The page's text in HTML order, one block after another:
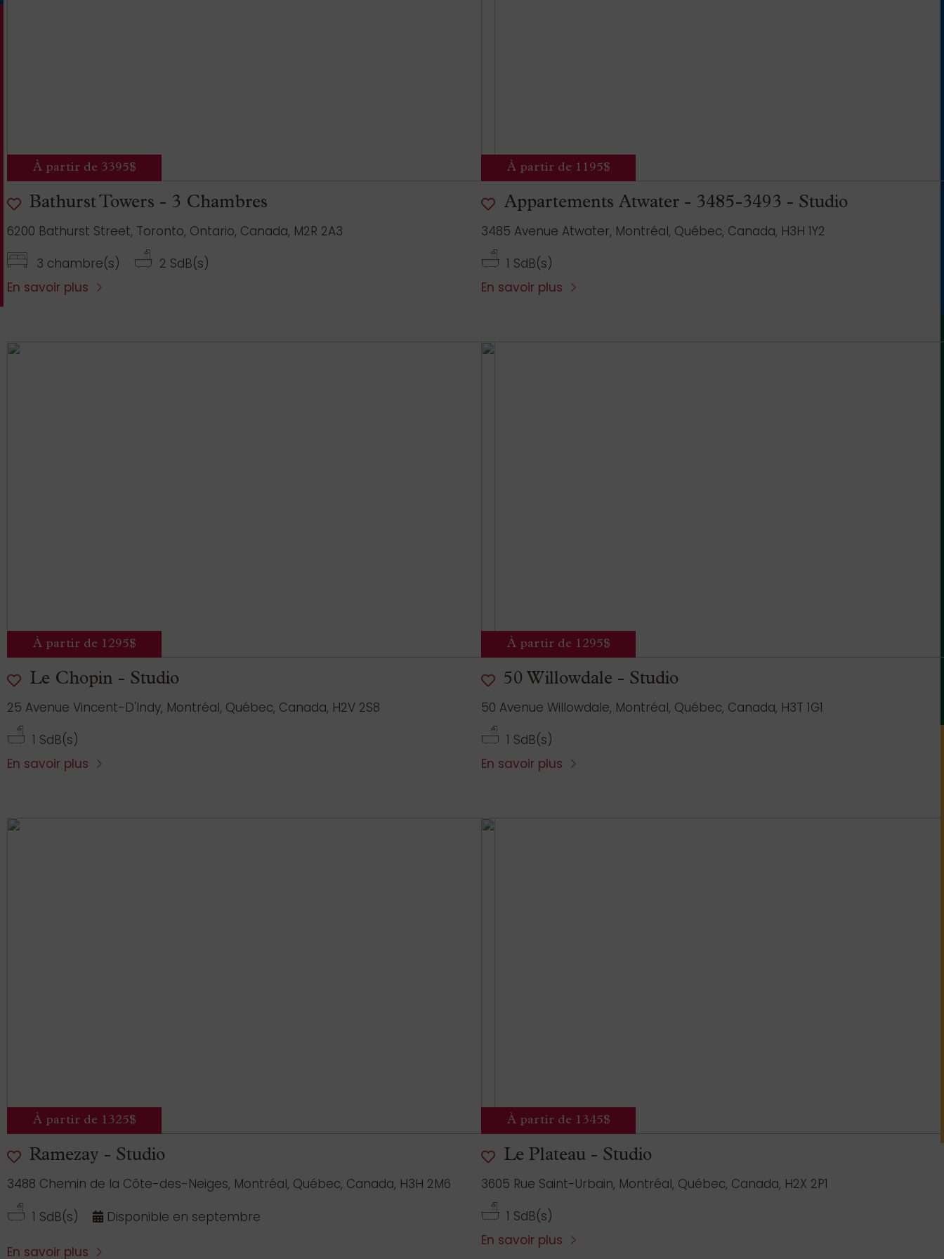
À partir de 3395$
Bathurst Towers - 3 Chambres
6200 Bathurst Street, Toronto, Ontario, Canada, M2R 2A3
3 chambre(s)
2 SdB(s)
En savoir plus
À partir de 1195$
Appartements Atwater - 3485-3493 - Studio
3485 Avenue Atwater, Montréal, Québec, Canada, H3H 1Y2
1 SdB(s)
En savoir plus
À partir de 1295$
Le Chopin - Studio
25 Avenue Vincent-D'Indy, Montréal, Québec, Canada, H2V 2S8
1 SdB(s)
En savoir plus
À partir de 1295$
50 Willowdale - Studio
50 Avenue Willowdale, Montréal, Québec, Canada, H3T 1G1
1 SdB(s)
En savoir plus
À partir de 1325$
Ramezay - Studio
3488 Chemin de la Côte-des-Neiges, Montréal, Québec, Canada, H3H 2M6
1 SdB(s)
Disponible en septembre
En savoir plus
À partir de 1345$
Le Plateau - Studio
3605 Rue Saint-Urbain, Montréal, Québec, Canada, H2X 2P1
1 SdB(s)
En savoir plus